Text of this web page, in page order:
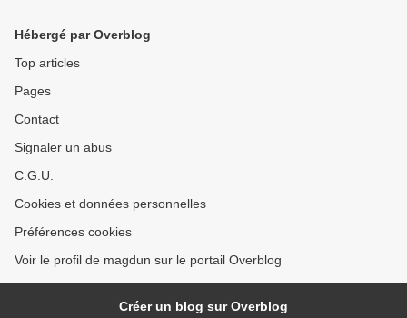
Hébergé par Overblog
Top articles
Pages
Contact
Signaler un abus
C.G.U.
Cookies et données personnelles
Préférences cookies
Voir le profil de magdun sur le portail Overblog
Créer un blog sur Overblog